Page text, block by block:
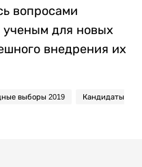
вопросами
для новых
внедрения их
выборы 2019 Кандидаты